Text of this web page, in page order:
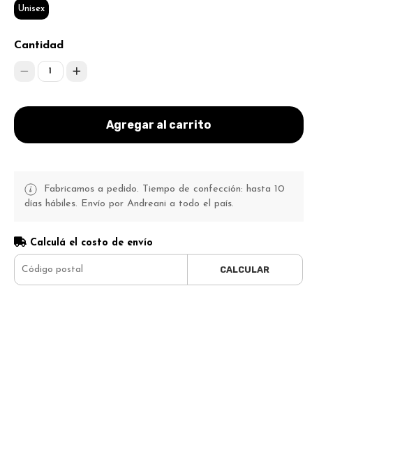
Unisex
Cantidad
1
Agregar al carrito
Fabricamos a pedido. Tiempo de confección: hasta 10
días hábiles. Envío por Andreani a todo el país.
Calculá el costo de envío
CALCULAR